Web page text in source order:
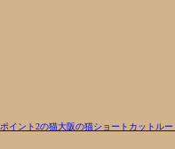
ポイント2の猫大阪の猫ショートカットル